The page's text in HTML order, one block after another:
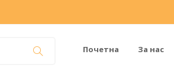
Почетна За нас